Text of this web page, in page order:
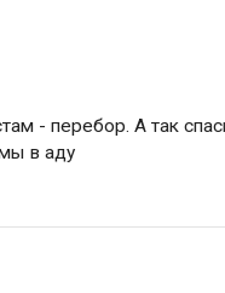
- перебор. А так
в аду